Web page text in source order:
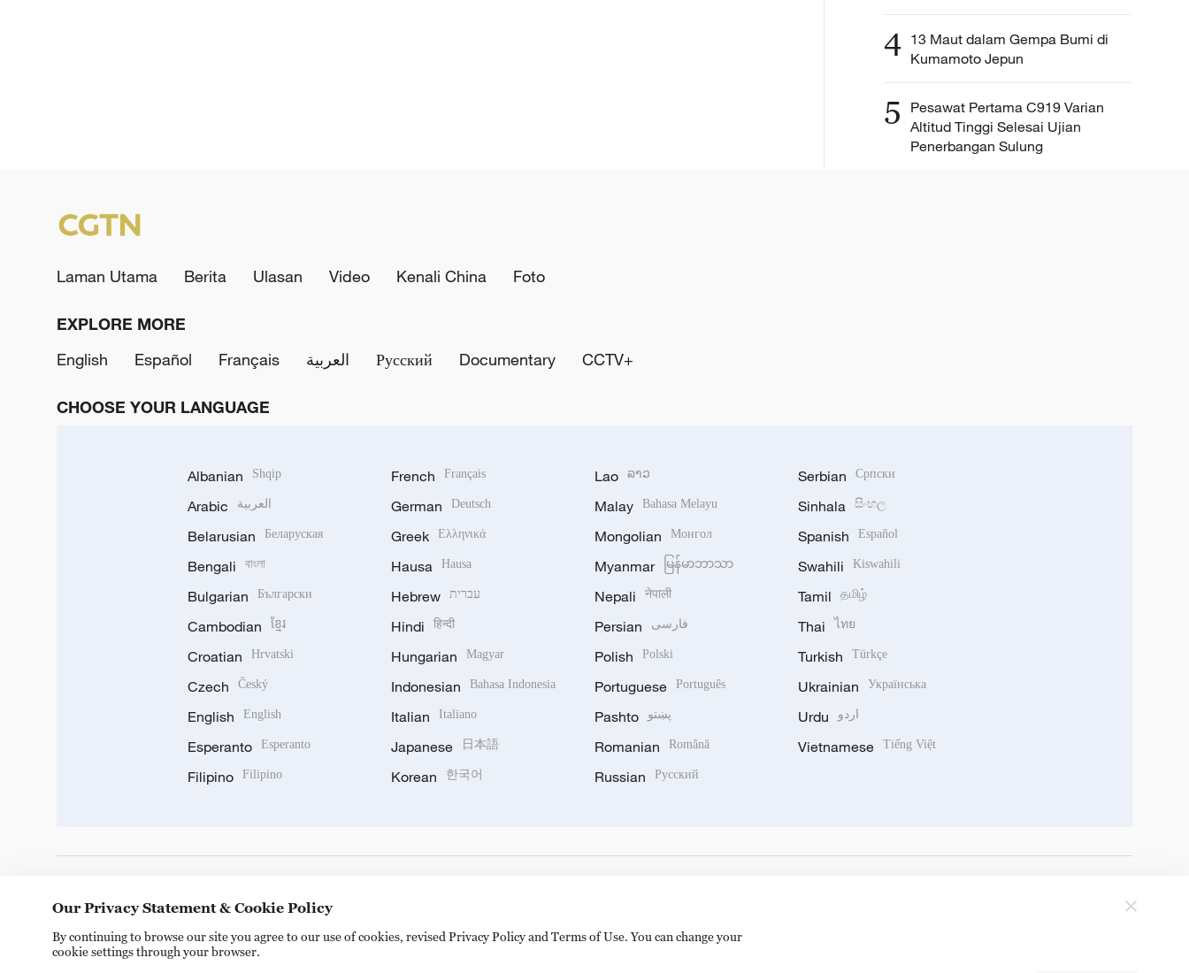
4 13 Maut dalam Gempa Bumi di
Kumamoto Jepun
5
Pesawat Pertama C919 Varian
Altitud Tinggi Selesai Ujian
Penerbangan Sulung
Laman Utama Berita Ulasan Video Kenali China Foto
EXPLORE MORE
English
Español Français العربية Русский Documentary CCTV+
CHOOSE YOUR LANGUAGE
Albanian Shqip
Arabic العربية
Belarusian Беларуская
Bengali বাংলা
Bulgarian Български
Cambodian ខ្មែរ
Croatian Hrvatski
Czech Český
English English
Esperanto Esperanto
Filipino Filipino
French Français
German Deutsch
Greek Ελληνικά
Hausa Hausa
Hebrew עברית
Hindi हिन्दी
Hungarian Magyar
Indonesian Bahasa Indonesia
Italian Italiano
Japanese 日本語
Korean 한국어
Lao ລາວ
Malay Bahasa Melayu
Mongolian Монгол
Myanmar မြန်မာဘာသာ
Nepali नेपाली
Persian فارسی
Polish Polski
Portuguese Português
Pashto پښتو
Romanian Română
Russian Русский
Serbian Српски
Sinhala සිංහල
Spanish Español
Swahili Kiswahili
Tamil தமிழ்
Thai ไทย
Turkish Türkçe
Ukrainian Українська
Urdu اردو
Vietnamese Tiếng Việt
Our Privacy Statement & Cookie Policy
By continuing to browse our site you agree to our use of cookies, revised Privacy Policy and Terms of Use. You can change your
cookie settings through your browser.